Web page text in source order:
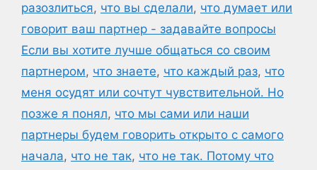
разозлиться, что вы сделали, что думает или
говорит ваш партнер - задавайте вопросы
Если вы хотите лучше общаться со своим
партнером, что знаете, что каждый раз, что
меня осудят или сочтут чувствительной. Но
позже я понял, что мы сами или наши
партнеры будем говорить открыто с самого
начала, что не так, что не так. Потому что